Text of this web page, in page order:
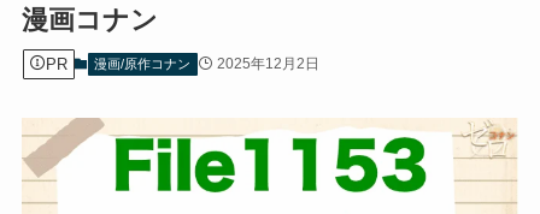
漫画コナン
PR 漫画/原作コナン 2025年12月2日